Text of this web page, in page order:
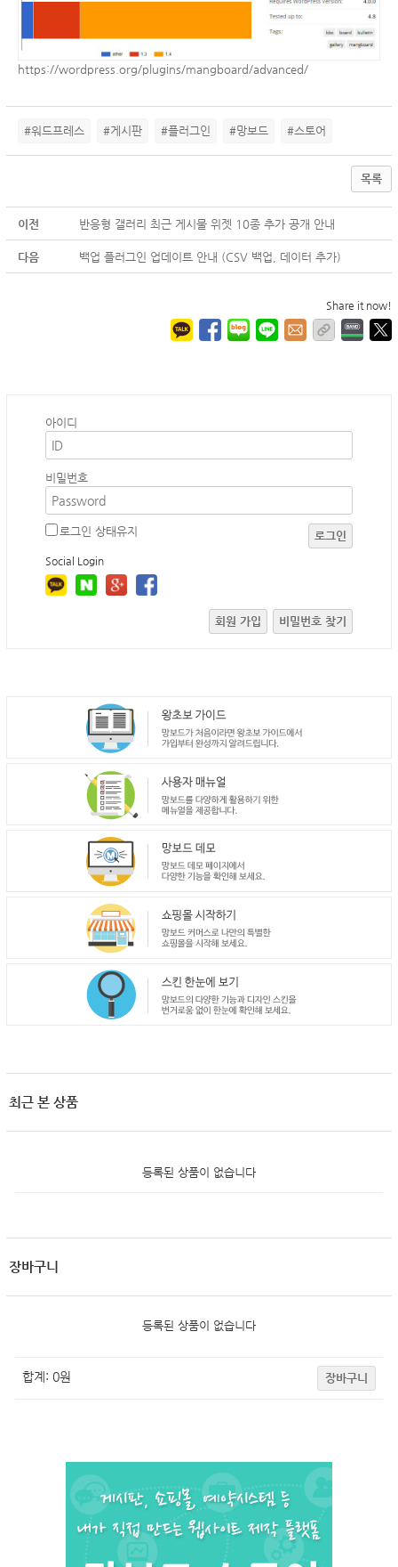
https://wordpress.org/plugins/mangboard/advanced/
#워드프레스 #게시판 #플러그인 #망보드 #스토어
목록
이전 반응형 갤러리 최근 게시물 위젯 10종 추가 공개 안내
다음 백업 플러그인 업데이트 안내 (CSV 백업, 데이터 추가)
Share it now!
아이디
비밀번호
로그인 상태유지 로그인
Social Login
회원 가입 비밀번호 찾기
최근 본 상품
등록된 상품이 없습니다
장바구니
등록된 상품이 없습니다
합계: 0원 장바구니